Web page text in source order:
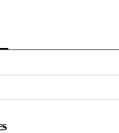
en Instagram
Brasil en Twitter
El País Brasil en